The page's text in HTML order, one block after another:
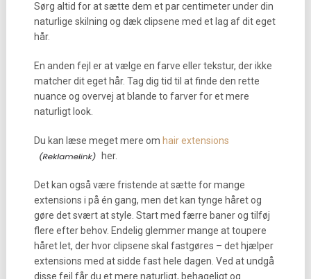
Sørg altid for at sætte dem et par centimeter under din
naturlige skilning og dæk clipsene med et lag af dit eget
hår.
En anden fejl er at vælge en farve eller tekstur, der ikke
matcher dit eget hår. Tag dig tid til at finde den rette
nuance og overvej at blande to farver for et mere
naturligt look.
Du kan læse meget mere om hair extensions
her.
Det kan også være fristende at sætte for mange
extensions i på én gang, men det kan tynge håret og
gøre det svært at style. Start med færre baner og tilføj
flere efter behov. Endelig glemmer mange at toupere
håret let, der hvor clipsene skal fastgøres – det hjælper
extensions med at sidde fast hele dagen. Ved at undgå
disse fejl får du et mere naturligt, behageligt og